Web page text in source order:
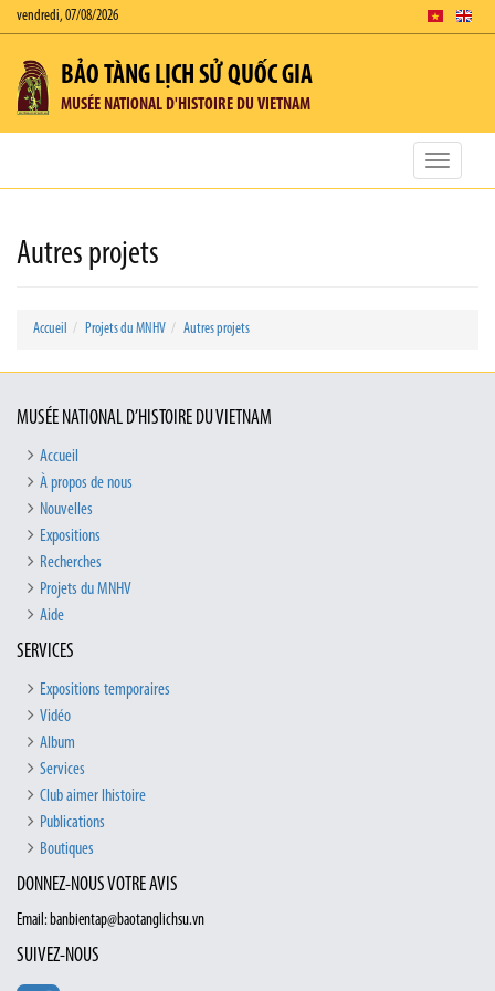
vendredi, 07/08/2026
BẢO TÀNG LỊCH SỬ QUỐC GIA
MUSÉE NATIONAL D'HISTOIRE DU VIETNAM
Toggle
Autres projets
Accueil Projets du MNHV Autres projets
MUSÉE NATIONAL D’HISTOIRE DU VIETNAM
Accueil
À propos de nous
Nouvelles
Expositions
Recherches
Projets du MNHV
Aide
SERVICES
Expositions temporaires
Vidéo
Album
Services
Club aimer lhistoire
Publications
Boutiques
DONNEZ-NOUS VOTRE AVIS
Email: banbientap@baotanglichsu.vn
SUIVEZ-NOUS